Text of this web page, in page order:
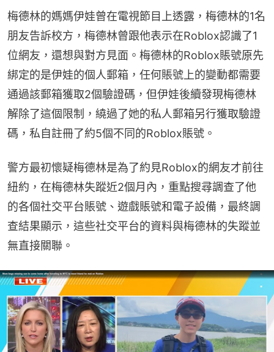
梅德林的媽媽伊娃曾在電視節目上透露，梅德林的1名
朋友告訴校方，梅德林曾跟他表示在Roblox認識了1
位網友，還想與對方見面。梅德林的Roblox賬號原先
綁定的是伊娃的個人郵箱，任何賬號上的變動都需要
通過該郵箱獲取2個驗證碼，但伊娃後續發現梅德林
解除了這個限制，繞過了她的私人郵箱另行獲取驗證
碼，私自註冊了約5個不同的Roblox賬號。
警方最初懷疑梅德林是為了約見Roblox的網友才前往
紐約，在梅德林失蹤近2個月內，重點搜尋調查了他
的各個社交平台賬號、遊戲賬號和電子設備，最終調
查結果顯示，這些社交平台的資料與梅德林的失蹤並
無直接關聯。